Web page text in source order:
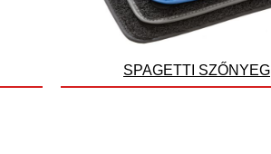
SPAGETTI SZŐNYEG